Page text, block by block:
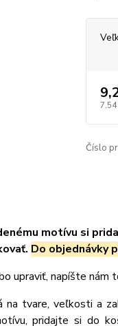
Číslo
motívu si
Do objednávky
upraviť, napíšte nám
tvare, veľkosti a
pridajte si do